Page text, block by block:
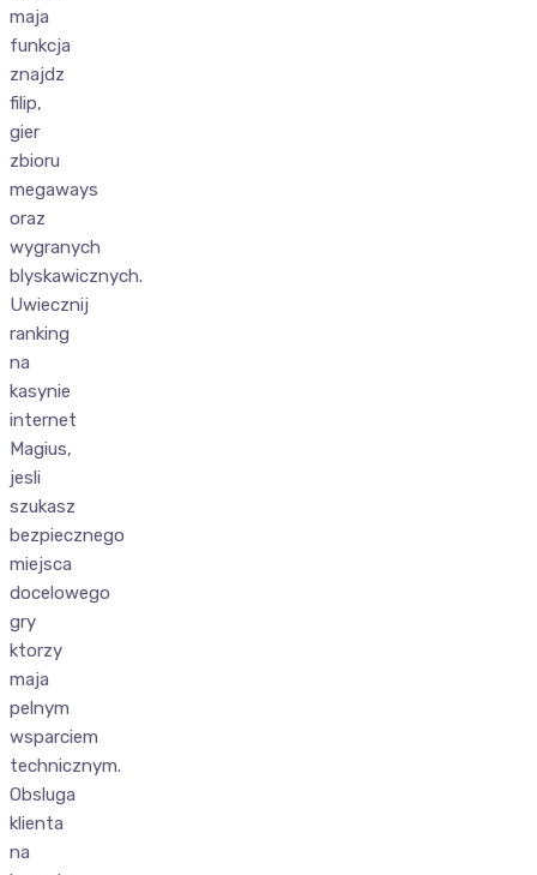
maja
funkcja
znajdz
filip,
gier
zbioru
megaways
oraz
wygranych
blyskawicznych.
Uwiecznij
ranking
na
kasynie
internet
Magius,
jesli
szukasz
bezpiecznego
miejsca
docelowego
gry
ktorzy
maja
pelnym
wsparciem
technicznym.
Obsluga
klienta
na